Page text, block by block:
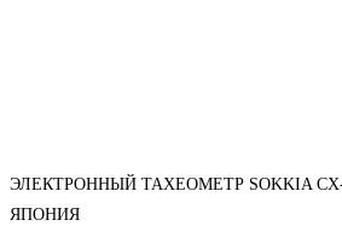
ЭЛЕКТРОННЫЙ ТАХЕОМЕТР SOKKIA
ЯПОНИЯ